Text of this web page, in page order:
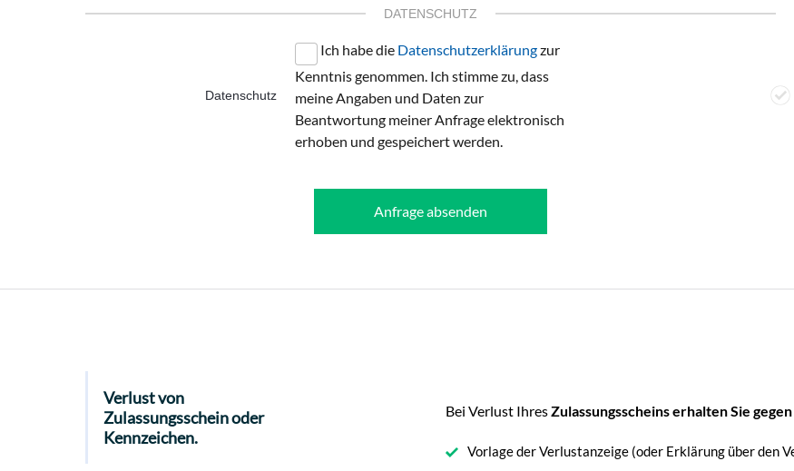
DATENSCHUTZ
Datenschutz
Ich habe die Datenschutzerklärungzur
Kenntnis genommen. Ich stimme zu, dass
meine Angaben und Daten zur
Beantwortung meiner Anfrage elektronisch
erhoben und gespeichert werden.
Anfrage absenden
Verlust von
Zulassungsschein oder
Kennzeichen.
Bei Verlust IhresZulassungsscheins erhalten Sie gegen
Vorlage der Verlustanzeige (oder Erklärung über den